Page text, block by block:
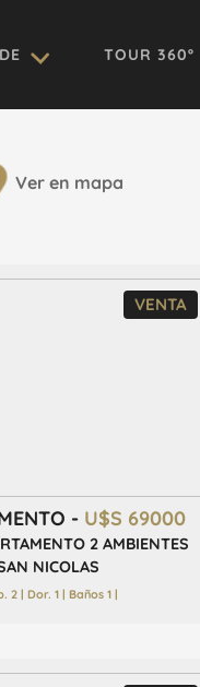
TOUR 360º
Ver en mapa
VENTA
- U$S 69000
2 AMBIENTES
NICOLAS
2 | Dor. 1 | Baños 1 |